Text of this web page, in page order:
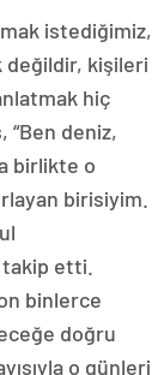
istediğimiz,
değildir, kişileri
hiç
deniz,
birlikte o
birisiyim.
etti.
binlerce
doğru
o günleri